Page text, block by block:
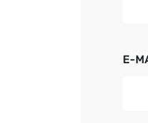
E-